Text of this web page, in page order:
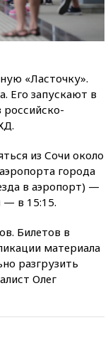
«Ласточку».
Его запускают в
российско-
из Сочи около
города
в аэропорт) —
— в 15:15.
Билетов в
материала
разгрузить
Олег